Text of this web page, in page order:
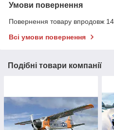
Умови повернення
Повернення товару впродовж 14
Всі умови повернення
Подібні товари компанії